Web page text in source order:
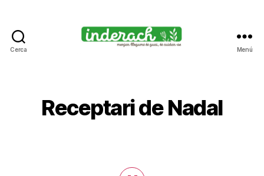
Cerca
pels
llegums
Menú
Receptari de Nadal